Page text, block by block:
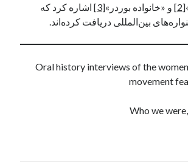
[2] و «خانواده بوردر»[3]
اشاره کرد که
بین‌المللی دریافت کرده‌اند.
Oral history interviews of the
movement